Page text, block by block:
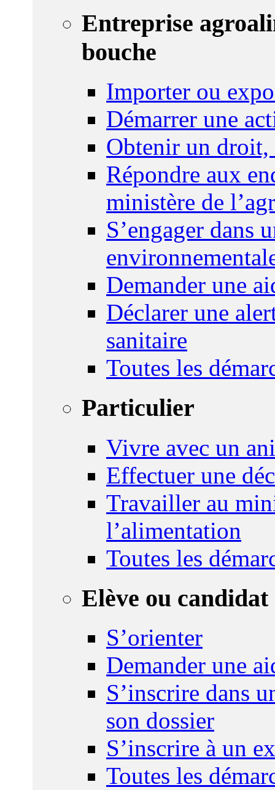
Entreprise
bouche
Importer ou
Démarrer une
Obtenir un droit,
Répondre aux
ministère de
S’engager dans
Demander une
Déclarer une
sanitaire
Toutes les
Particulier
Vivre avec un
Effectuer une
Travailler au
l’alimentation
Toutes les
Elève ou candidat
S’orienter
Demander une
S’inscrire dans
son dossier
S’inscrire à un
Toutes les